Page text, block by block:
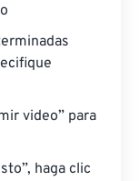
video” para
haga clic